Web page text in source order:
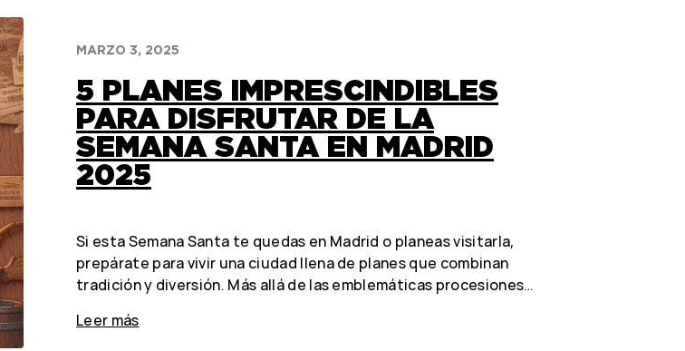
MARZO 3, 2025
5 PLANES IMPRESCINDIBLES
PARA DISFRUTAR DE LA
SEMANA SANTA EN MADRID
2025
Si esta Semana Santa te quedas en Madrid o planeas visitarla,
prepárate para vivir una ciudad llena de planes que combinan
tradición y diversión. Más allá de las emblemáticas procesiones…
Leer más